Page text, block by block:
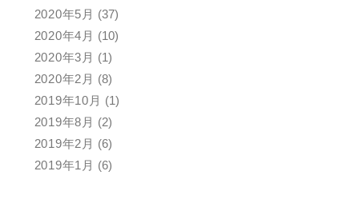
2020年5月 (37)
2020年4月 (10)
2020年3月 (1)
2020年2月 (8)
2019年10月 (1)
2019年8月 (2)
2019年2月 (6)
2019年1月 (6)